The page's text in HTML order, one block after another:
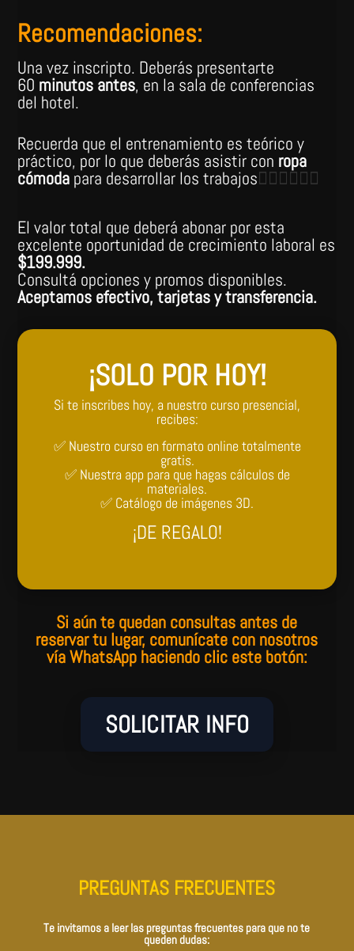
Recomendaciones:
Una vez inscripto. Deberás presentarte
60 minutos antes, en la sala de conferencias
del hotel.
Recuerda que el entrenamiento es teórico y
práctico, por lo que deberás asistir con ropa
cómoda para desarrollar los trabajos👷🏽‍♀👷🏼‍♂
El valor total que deberá abonar por esta
excelente oportunidad de crecimiento laboral es
$199.999.
Consultá opciones y promos disponibles.
Aceptamos efectivo, tarjetas y transferencia.
¡SOLO POR HOY!
Si te inscribes hoy, a nuestro curso presencial,
recibes:
✅ Nuestro curso en formato online totalmente
gratis.
✅ Nuestra app para que hagas cálculos de
materiales.
✅ Catálogo de imágenes 3D.
¡DE REGALO!
Si aún te quedan consultas antes de
reservar tu lugar, comunícate con nosotros
vía WhatsApp haciendo clic este botón:
SOLICITAR INFO
PREGUNTAS FRECUENTES
Te invitamos a leer las preguntas frecuentes para que no te
queden dudas: